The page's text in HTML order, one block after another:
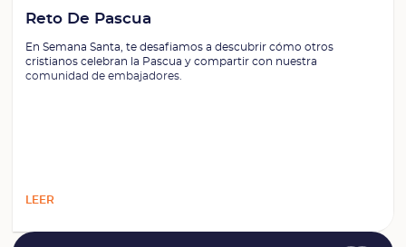
Reto De Pascua
En Semana Santa, te desafiamos a descubrir cómo otros
cristianos celebran la Pascua y compartir con nuestra
comunidad de embajadores.
LEER